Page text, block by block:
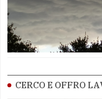
CERCO E OFFRO